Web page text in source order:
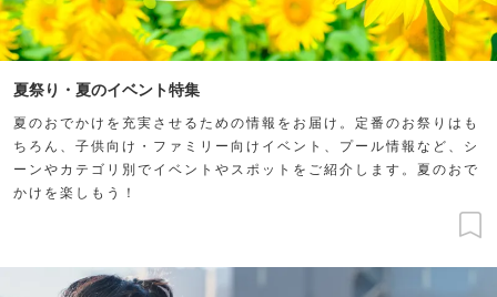
夏祭り・夏のイベント特集
夏のおでかけを充実させるための情報をお届け。定番のお祭りはも
ちろん、子供向け・ファミリー向けイベント、プール情報など、シ
ーンやカテゴリ別でイベントやスポットをご紹介します。夏のおで
かけを楽しもう！